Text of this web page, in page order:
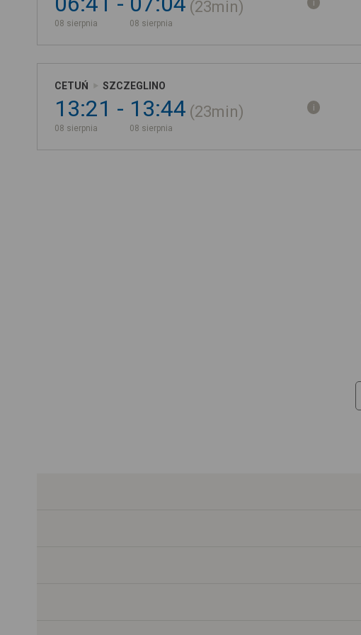
08 sierpnia 08 sierpnia
23min
CETUŃ SZCZEGLINO
13:21
08 sierpnia
13:44
08 sierpnia
23min